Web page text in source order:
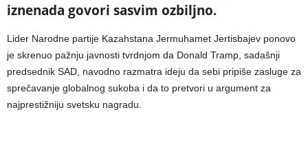
iznenada govori sasvim ozbiljno.
Lider Narodne partije Kazahstana Jermuhamet Jertisbajev ponovo
je skrenuo pažnju javnosti tvrdnjom da Donald Tramp, sadašnji
predsednik SAD, navodno razmatra ideju da sebi pripiše zasluge za
sprečavanje globalnog sukoba i da to pretvori u argument za
najprestižniju svetsku nagradu.